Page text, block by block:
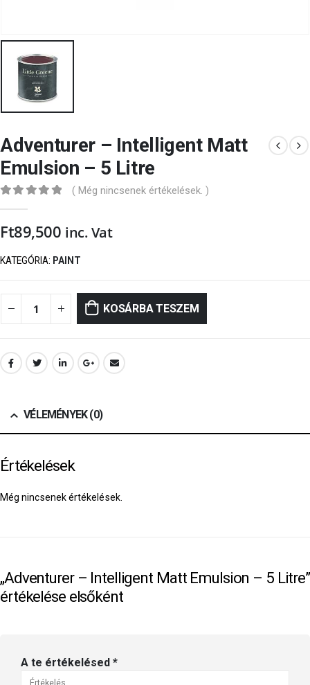
Adventurer – Intelligent Matt
Emulsion – 5 Litre
( Még nincsenek értékelések. )
Ft89,500 inc. Vat
KATEGÓRIA: PAINT
KOSÁRBA TESZEM
VÉLEMÉNYEK (0)
Értékelések
Még nincsenek értékelések.
„Adventurer – Intelligent Matt Emulsion – 5 Litre”
értékelése elsőként
A te értékelésed *